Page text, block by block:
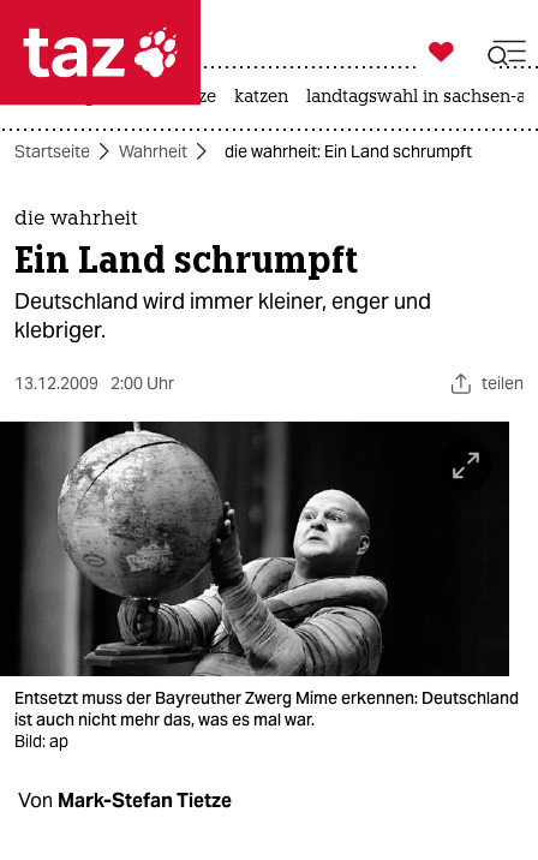
 taz zahl ich
taz zahl ich
themen
politik
öko
gesellschaft
sport
berlin
wahrheit
verlag
verlag
veranstaltungen

taz zahl ich
hitze katzen landtagswahl in sachsen-
Startseite Wahrheit die wahrheit: Ein Land schrumpft
die wahrheit
Ein Land schrumpft
Deutschland wird immer kleiner, enger und
klebriger.
13.12.2009 2:00 Uhr teilen
Entsetzt muss der Bayreuther Zwerg Mime erkennen: Deutschland
ist auch nicht mehr das, was es mal war.
Bild: ap
Von Mark-Stefan Tietze